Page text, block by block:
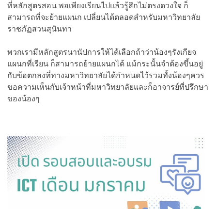
ที่หลักสูตรสอน พอเพียงเรียนไปแล้วรู้สึกไม่ตรงดวงใจ ก็
สามารถที่จะย้ายแผนก เปลี่ยนได้ตลอดสำหรับมหาวิทยาลัย
ราชภัฏสวนสุนันทา
พวกเรามีหลักสูตรนานัปการให้ได้เลือกถ้าว่าน้องๆรังเกียจ
แผนกที่เรียน ก็สามารถย้ายแผนกได้ แม้กระนั้นจำต้องขึ้นอยู่
กับข้อตกลงที่ทางมหาวิทยาลัยได้กำหนดไว้รวมทั้งน้องๆควร
ขอความเห็นกับเจ้าหน้าที่มหาวิทยาลัยและก็อาจารย์ที่ปรึกษา
ของน้องๆ